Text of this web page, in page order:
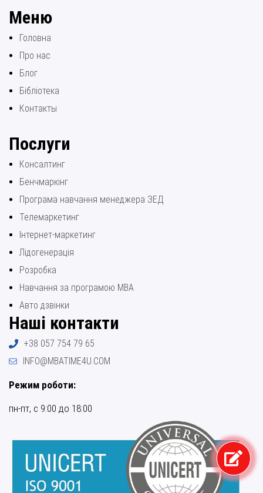
Меню
Головна
Про нас
Блог
Бібліотека
Контакты
Послуги
Консалтинг
Бенчмаркінг
Програма навчання менеджера ЗЕД
Телемаркетинг
Інтернет-маркетинг
Лідогенерація
Розробка
Навчання за програмою МВА
Авто дзвінки
Наші контакти
+38 057 754 79 65
INFO@MBATIME4U.COM
Режим роботи:
пн-пт, с 9:00 до 18:00